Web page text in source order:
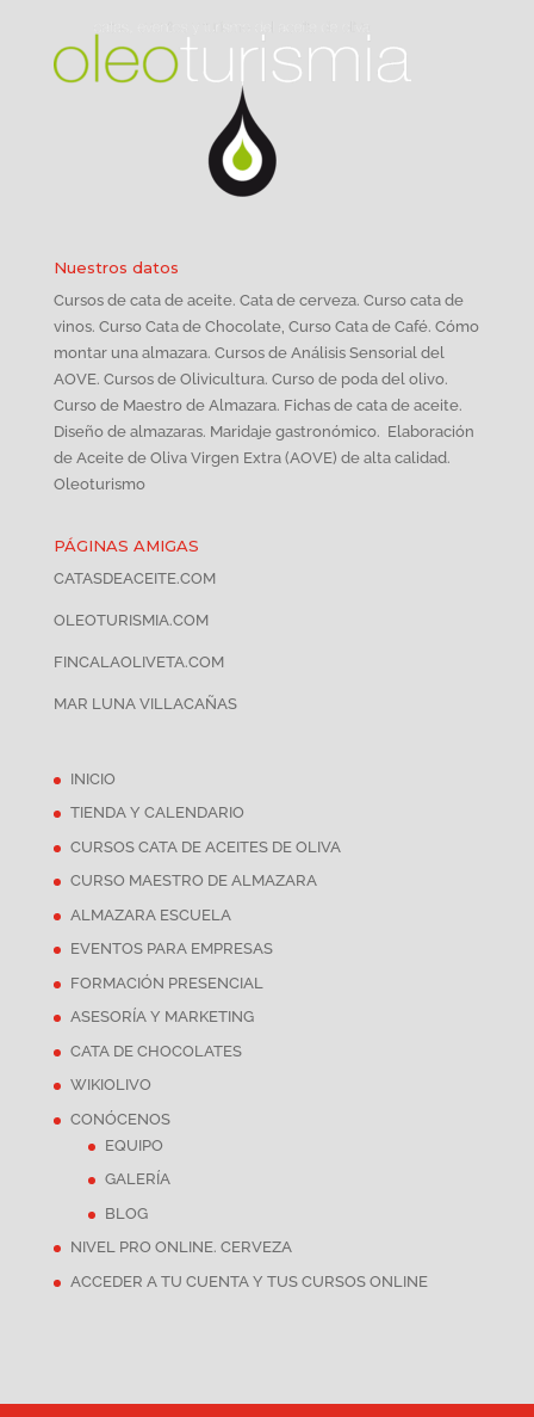
Nuestros datos
Cursos de cata de aceite. Cata de cerveza. Curso cata de
vinos. Curso Cata de Chocolate, Curso Cata de Café. Cómo
montar una almazara. Cursos de Análisis Sensorial del
AOVE. Cursos de Olivicultura. Curso de poda del olivo.
Curso de Maestro de Almazara. Fichas de cata de aceite.
Diseño de almazaras. Maridaje gastronómico. Elaboración
de Aceite de Oliva Virgen Extra (AOVE) de alta calidad.
Oleoturismo
PÁGINAS AMIGAS
CATASDEACEITE.COM
OLEOTURISMIA.COM
FINCALAOLIVETA.COM
MAR LUNA VILLACAÑAS
INICIO
TIENDA Y CALENDARIO
CURSOS CATA DE ACEITES DE OLIVA
CURSO MAESTRO DE ALMAZARA
ALMAZARA ESCUELA
EVENTOS PARA EMPRESAS
FORMACIÓN PRESENCIAL
ASESORÍA Y MARKETING
CATA DE CHOCOLATES
WIKIOLIVO
CONÓCENOS
EQUIPO
GALERÍA
BLOG
NIVEL PRO ONLINE. CERVEZA
ACCEDER A TU CUENTA Y TUS CURSOS ONLINE